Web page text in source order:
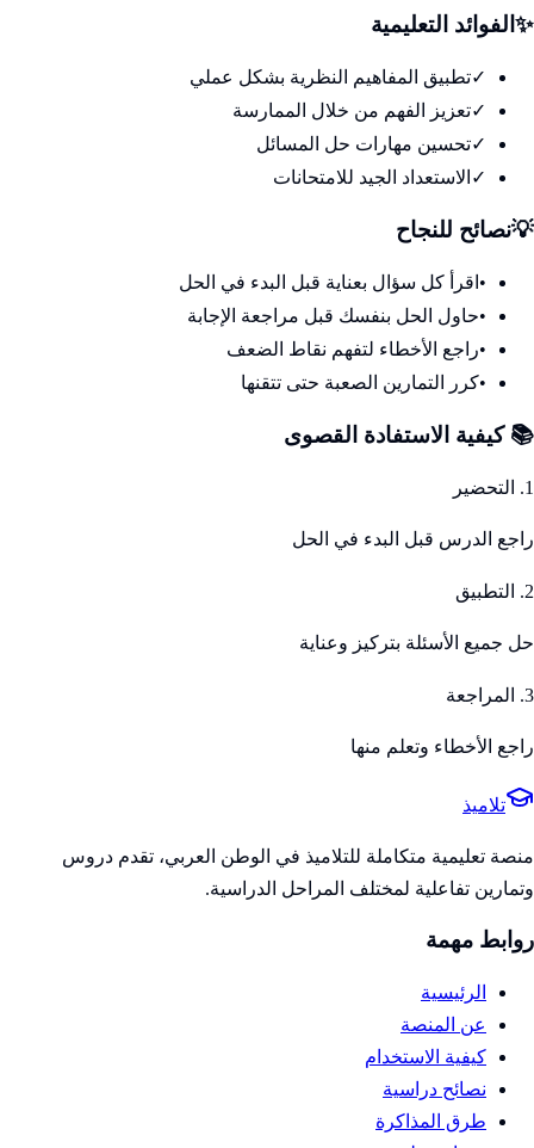
✨ الفوائد التعليمية
✓تطبيق المفاهيم النظرية بشكل عملي
✓تعزيز الفهم من خلال الممارسة
✓تحسين مهارات حل المسائل
✓ الاستعداد الجيد للامتحانات
💡نصائح للنجاح
• اقرأ كل سؤال بعناية قبل البدء في الحل
•حاول الحل بنفسك قبل مراجعة الإجابة
•راجع الأخطاء لتفهم نقاط الضعف
•كرر التمارين الصعبة حتى تتقنها
📚 كيفية الاستفادة القصوى
1. التحضير
راجع الدرس قبل البدء في الحل
2. التطبيق
حل جميع الأسئلة بتركيز وعناية
3. المراجعة
راجع الأخطاء وتعلم منها
تلاميذ
منصة تعليمية متكاملة للتلاميذ في الوطن العربي، تقدم دروس
وتمارين تفاعلية لمختلف المراحل الدراسية.
روابط مهمة
الرئيسية
عن المنصة
كيفية الاستخدام
نصائح دراسية
طرق المذاكرة